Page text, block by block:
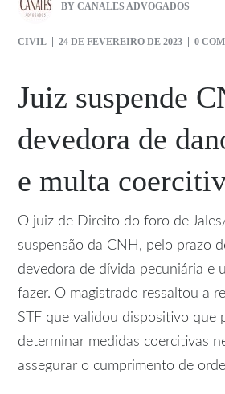
BYCANALES ADVOGADOS
CIVIL 24 DE FEVEREIRO DE 2023 0
Juiz suspende
devedora de
e multa
O juiz de Direito do foro de
suspensão da CNH, pelo prazo
devedora de dívida pecuniária e
fazer. O magistrado ressaltou a
STF que validou dispositivo que
determinar medidas coercitivas
assegurar o cumprimento de